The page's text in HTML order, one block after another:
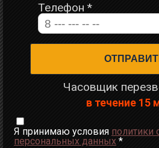
Телефон *
Часовщик
в течение 15
Я принимаю условия политики
персональных данных *